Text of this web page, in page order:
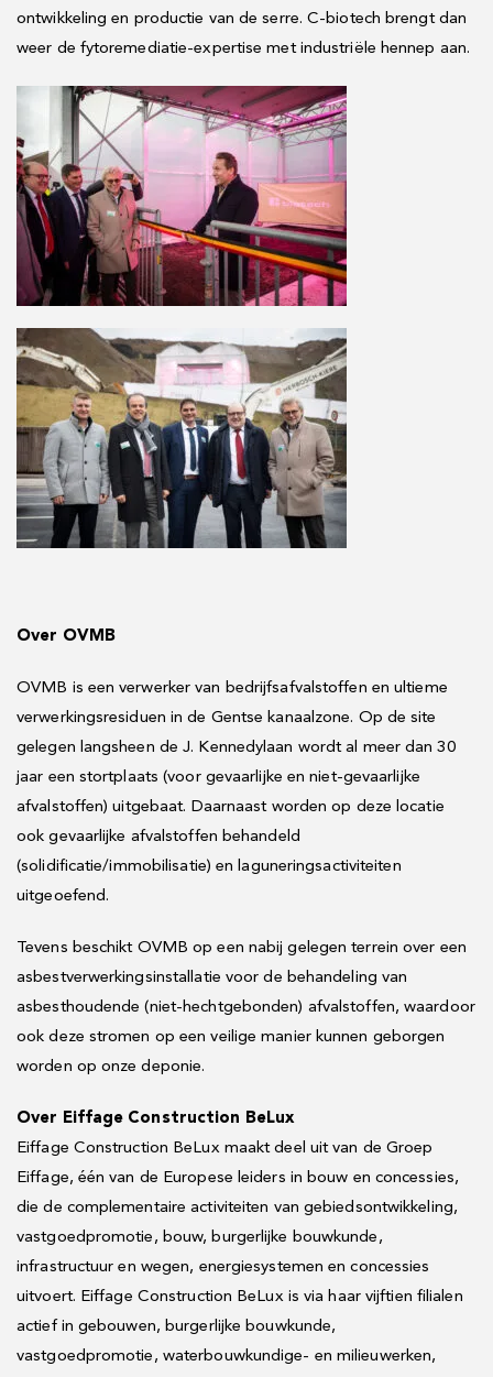
ontwikkeling en productie van de serre. C-biotech brengt dan
weer de fytoremediatie-expertise met industriële hennep aan.
Over OVMB
OVMB is een verwerker van bedrijfsafvalstoffen en ultieme
verwerkingsresiduen in de Gentse kanaalzone. Op de site
gelegen langsheen de J. Kennedylaan wordt al meer dan 30
jaar een stortplaats (voor gevaarlijke en niet-gevaarlijke
afvalstoffen) uitgebaat. Daarnaast worden op deze locatie
ook gevaarlijke afvalstoffen behandeld
(solidificatie/immobilisatie) en laguneringsactiviteiten
uitgeoefend.
Tevens beschikt OVMB op een nabij gelegen terrein over een
asbestverwerkingsinstallatie voor de behandeling van
asbesthoudende (niet-hechtgebonden) afvalstoffen, waardoor
ook deze stromen op een veilige manier kunnen geborgen
worden op onze deponie.
Over Eiffage Construction BeLux
Eiffage Construction BeLux maakt deel uit van de Groep
Eiffage, één van de Europese leiders in bouw en concessies,
die de complementaire activiteiten van gebiedsontwikkeling,
vastgoedpromotie, bouw, burgerlijke bouwkunde,
infrastructuur en wegen, energiesystemen en concessies
uitvoert. Eiffage Construction BeLux is via haar vijftien filialen
actief in gebouwen, burgerlijke bouwkunde,
vastgoedpromotie, waterbouwkundige- en milieuwerken,